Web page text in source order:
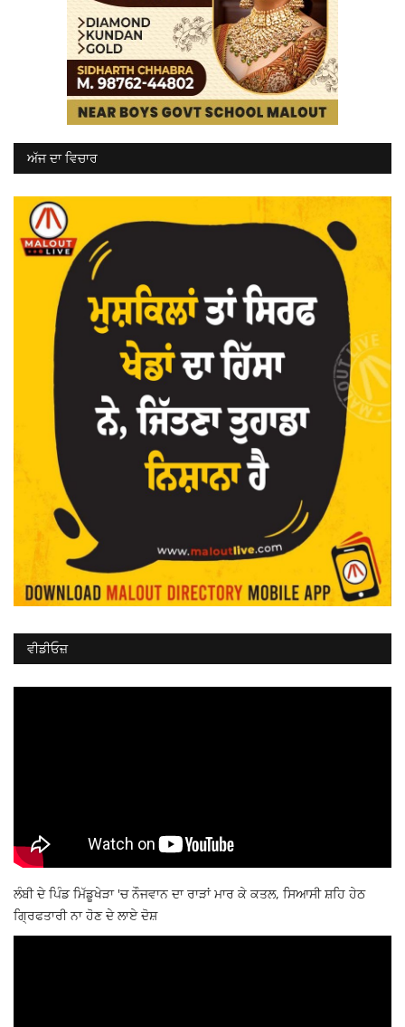
ਅੱਜ ਦਾ ਵਿਚਾਰ
ਵੀਡੀਓਜ਼
ਲੰਬੀ ਦੇ ਪਿੰਡ ਮਿੱਡੂਖੇੜਾ 'ਚ ਨੌਜਵਾਨ ਦਾ ਰਾੜਾਂ ਮਾਰ ਕੇ ਕਤਲ, ਸਿਆਸੀ ਸ਼ਹਿ ਹੇਠ
ਗ੍ਰਿਫਤਾਰੀ ਨਾ ਹੋਣ ਦੇ ਲਾਏ ਦੋਸ਼